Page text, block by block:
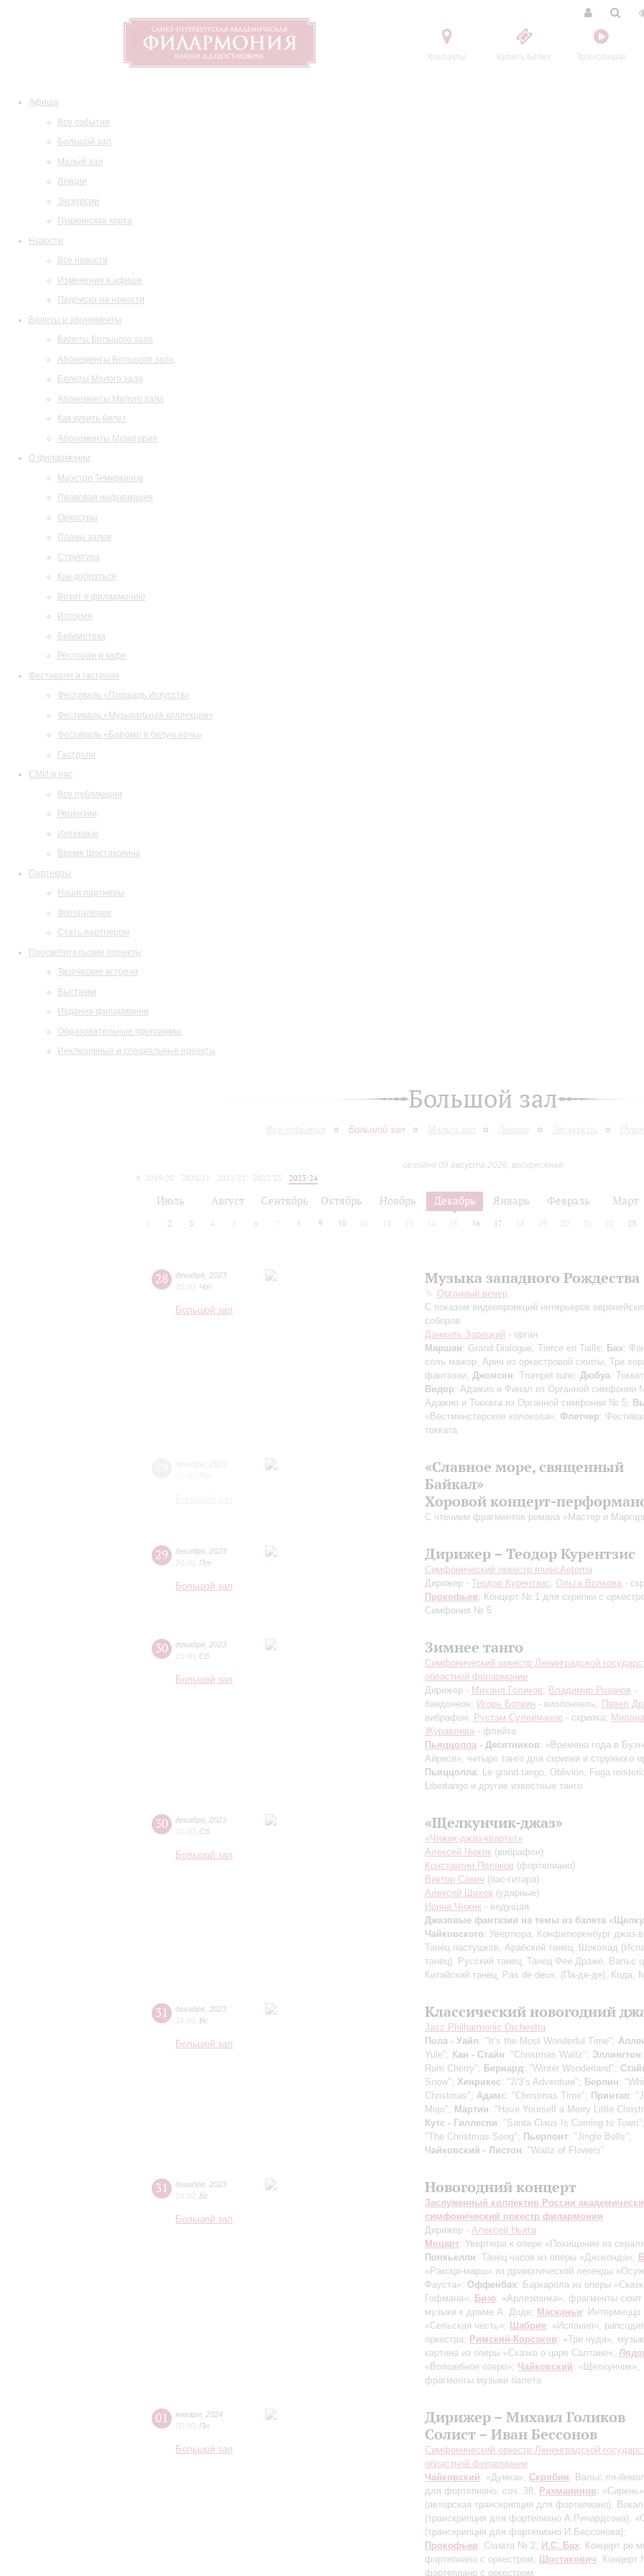
Контакты Купить билет Трансляции
Афиша
Все события
Большой зал
Малый зал
Лекции
Экскурсии
Пушкинская карта
Новости
Все новости
Изменения в афише
Подписка на новости
Билеты и абонементы
Билеты Большого зала
Абонементы Большого зала
Билеты Малого зала
Абонементы Малого зала
Как купить билет
Абонементы Музитория
О филармонии
Маэстро Темирканов
Правовая информация
Оркестры
Планы залов
Структура
Как добраться
Визит в филармонию
История
Библиотека
Ресторан и кафе
Фестивали и гастроли
Фестиваль «Площадь Искусств»
Фестиваль «Музыкальная коллекция»
Фестиваль «Барокко в белую ночь»
Гастроли
СМИ о нас
Все публикации
Рецензии
Интервью
Время Шостаковича
Партнеры
Наши партнеры
Фотогалерея
Стать партнером
Просветительские проекты
Творческие встречи
Выставки
Издания филармонии
Образовательные программы
Инклюзивные и специальные проекты
Большой зал
Все события Большой зал Малый зал Лекции Экскурсии
сегодня 09 августа 2026, воскресенье
2019/20
2020/21 2021/22 2022/23
2023/24
Июль Август Сентябрь Октябрь Ноябрь Декабрь Январь Февраль Март
2 3 4 5 6 7 8 9 10 12 13 14 15 16 17 18 19 20 21 22 23
28 декабря 2023
20:00 Чт
Большой зал
Музыка западного Рождества
Органный вечер
С показом видеопроекций интерьеров
соборов
Даниэль Зарецкий - орган
Маршан: Grand Dialogue, Tierce en Taille; Бах:
соль мажор, Ария из оркестровой сюиты, Три
фантазии; Джонсон: Trumpet tune; Дюбуа:
Видор: Адажио и Финал из Органной симфонии
Адажио и Токката из Органной симфонии № 5;
«Вестминстерские колокола»; Флетчер:
токката
«Славное море, священный
Байкал»
Хоровой концерт-
С чтением фрагментов романа «Мастер и
29 декабря 2023
20:00 Пт
Большой зал
Дирижер – Теодор Курентзис
Симфонический оркестр musicAeterna
Дирижер - Теодор Курентзис; Ольга Волкова -
Прокофьев: Концерт № 1 для скрипки с
Симфония № 5
30 декабря 2023
15:00 Сб
Большой зал
Зимнее танго
Симфонический оркестр Ленинградской
областной филармонии
Дирижер - Михаил Голиков; Владимир Розанов -
бандонеон; Игорь Ботвин - виолончель; Павел
вибрафон; Рустэм Сулейманов - скрипка; Милана
Журавлева - флейта
Пьяццолла - Десятников: «Времена года в
Айресе», четыре танго для скрипки и струнного
Пьяццолла: Le grand tango, Oblivion, Fuga
Libertango и другие известные танго
30 декабря 2023
20:00 Сб
Большой зал
«Щелкунчик-джаз»
«Чижик-джаз-квартет»
Алексей Чижик (вибрафон)
Константин Поляков (фортепиано)
Виктор Савич (бас-гитара)
Алексей Шихов (ударные)
Ирина Чижик - ведущая
Джазовые фантазии на темы из балета
Чайковского: Увертюра, Конфитюренбург джаз-
Танец пастушков, Арабский танец, Шоколад
танец), Русский танец, Танец Феи Драже, Вальс
Китайский танец, Pas de deux. (Па-де-де), Кода,
31 декабря 2023
15:00 Вс
Большой зал
Классический новогодний
Jazz Philharmonic Orchestra
Пола - Уайл: "It’s the Most Wonderful Time";
Yule"; Кан - Стайн: "Christmas Waltz"; Эллингтон
Rum Cherry"; Бернард: "Winter Wonderland";
Snow"; Хенрикес: "2/3’s Adventure"; Берлин:
Christmas"; Адамс: "Christmas Time"; Принтап:
Mojo"; Мартин: "Have Yourself a Merry Little
Кутс - Гиллеспи: "Santa Claus Is Coming to Town";
"The Christmas Song"; Пьерпонт: "Jingle Bells";
Чайковский - Листон: "Waltz of Flowers"
31 декабря 2023
19:00 Вс
Большой зал
Новогодний концерт
Заслуженный коллектив России
симфонический оркестр филармонии
Дирижер - Алексей Ньяга
Моцарт: Увертюра к опере «Похищение из
Понкьелли: Танец часов из оперы «Джоконда»;
«Ракоци-марш» из драматической легенды
Фауста»; Оффенбах: Баркарола из оперы
Гофмана»; Бизе: «Арлезианка», фрагменты сюит
музыки к драме А. Доде; Масканьи: Интермеццо
«Сельская честь»; Шабрие: «Испания»,
оркестра; Римский-Корсаков: «Три чуда»,
картина из оперы «Сказка о царе Салтане»;
«Волшебное озеро»; Чайковский: «Щелкунчик»,
фрагменты музыки балета
01 января 2024
20:00 Пн
Большой зал
Дирижер – Михаил Голиков
Солист – Иван Бессонов
Симфонический оркестр Ленинградской
областной филармонии
Чайковский: «Думка»; Скрябин: Вальс ля-
для фортепиано, соч. 38; Рахманинов: «Сирень»
(авторская транскрипция для фортепиано),
(транскрипция для фортепиано А.Ричардсона),
(транскрипция для фортепиано И.Бессонова);
Прокофьев: Соната № 2; И.С. Бах: Концерт ре
фортепиано с оркестром; Шостакович: Концерт
фортепиано с оркестром